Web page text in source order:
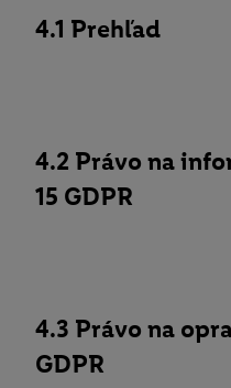
4.1 Prehľad
4.2 Právo na
15 GDPR
4.3 Právo na
GDPR